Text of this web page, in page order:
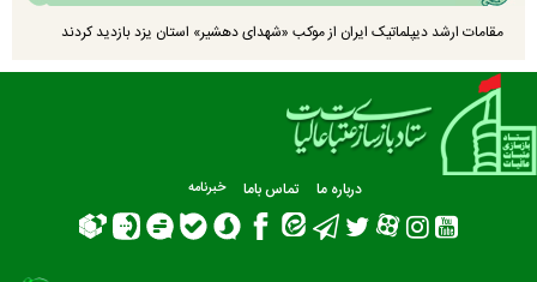
مقامات ارشد دیپلماتیک ایران از موکب «شهدای دهشیر» استان یزد بازدید کردند
درباره ما تماس باما خبرنامه